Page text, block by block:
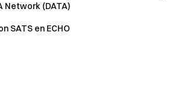
Network (DATA)
SATS en ECHO